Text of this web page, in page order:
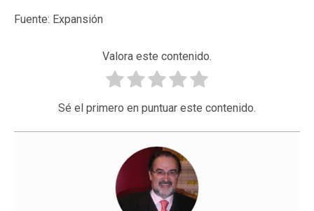
Fuente: Expansión
Valora este contenido.
Sé el primero en puntuar este contenido.